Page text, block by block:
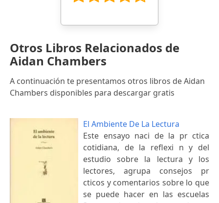
Otros Libros Relacionados de
Aidan Chambers
A continuación te presentamos otros libros de Aidan
Chambers disponibles para descargar gratis
El Ambiente De La Lectura
Este ensayo naci de la pr ctica
cotidiana, de la reflexi n y del
estudio sobre la lectura y los
lectores, agrupa consejos pr
cticos y comentarios sobre lo que
se puede hacer en las escuelas